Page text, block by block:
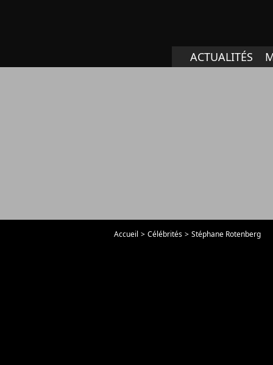
ACTUALITÉS
Accueil Célébrités Stéphane Rotenberg